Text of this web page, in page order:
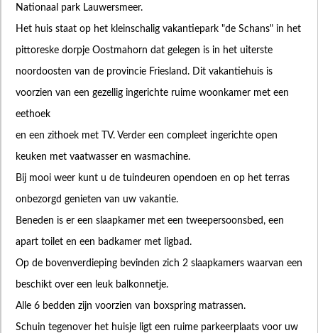
Nationaal park Lauwersmeer.
Het huis staat op het kleinschalig vakantiepark "de Schans" in het
pittoreske dorpje Oostmahorn dat gelegen is in het uiterste
noordoosten van de provincie Friesland. Dit vakantiehuis is
voorzien van een gezellig ingerichte ruime woonkamer met een
eethoek
en een zithoek met TV. Verder een compleet ingerichte open
keuken met vaatwasser en wasmachine.
Bij mooi weer kunt u de tuindeuren opendoen en op het terras
onbezorgd genieten van uw vakantie.
Beneden is er een slaapkamer met een tweepersoonsbed, een
apart toilet en een badkamer met ligbad.
Op de bovenverdieping bevinden zich 2 slaapkamers waarvan een
beschikt over een leuk balkonnetje.
Alle 6 bedden zijn voorzien van boxspring matrassen.
Schuin tegenover het huisje ligt een ruime parkeerplaats voor uw